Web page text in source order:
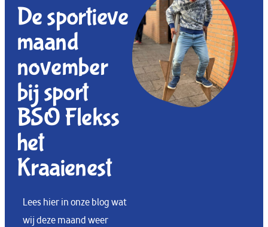
De sportieve
maand
november
bij sport
BSO Flekss
het
Kraaienest
Lees hier in onze blog wat
wij deze maand weer